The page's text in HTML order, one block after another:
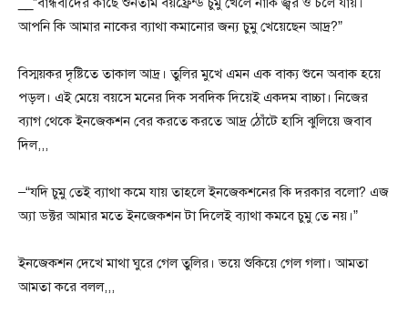
আপনি কি আমার নাকের ব্যাথা কমানোর জন্য চুমু খেয়েছেন আদ্র?”
বিস্ময়কর দৃষ্টিতে তাকাল আদ্র। তুলির মুখে এমন এক বাক্য শুনে অবাক হয়ে
পড়ল। এই মেয়ে বয়সে মনের দিক সবদিক দিয়েই একদম বাচ্চা। নিজের
ব্যাগ থেকে ইনজেকশন বের করতে করতে আদ্র ঠোঁটে হাসি ঝুলিয়ে জবাব
দিল,,,
–“যদি চুমু তেই ব্যাথা কমে যায় তাহলে ইনজেকশনের কি দরকার বলো? এজ
অ্যা ডক্টর আমার মতে ইনজেকশন টা দিলেই ব্যাথা কমবে চুমু তে নয়।”
ইনজেকশন দেখে মাথা ঘুরে গেল তুলির। ভয়ে শুকিয়ে গেল গলা। আমতা
আমতা করে বলল,,,